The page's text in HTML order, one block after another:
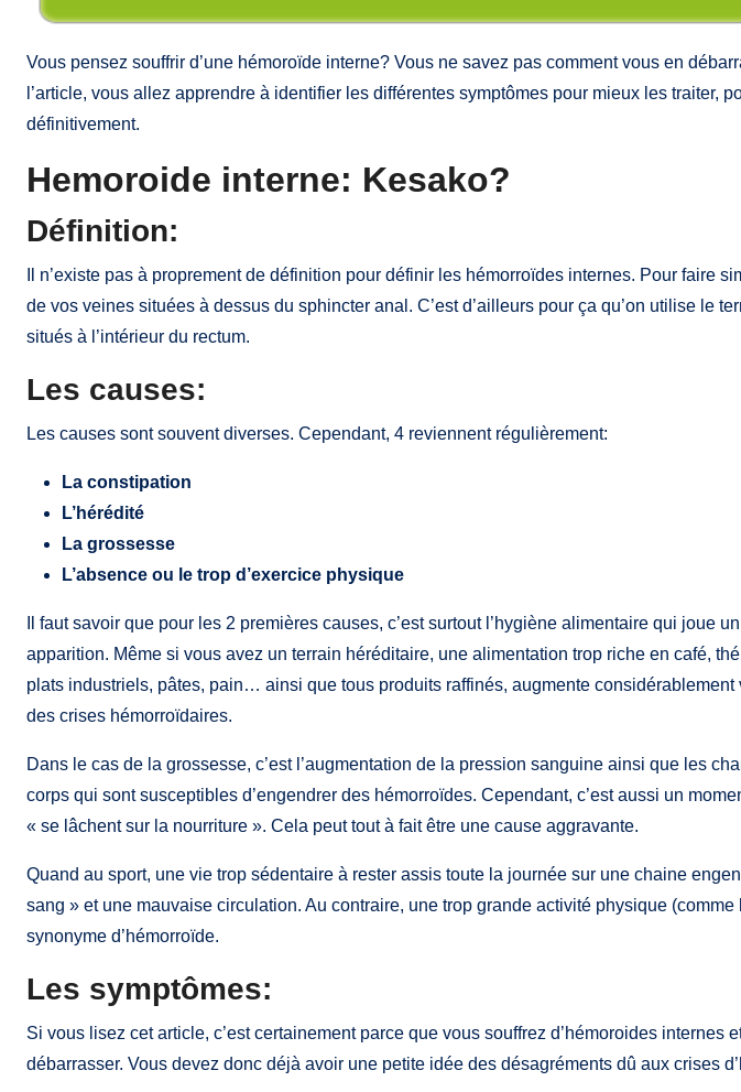
Vous pensez souffrir d’une hémoroïde interne? Vous ne savez pas comment vous en
l’article, vous allez apprendre à identifier les différentes symptômes pour mieux les traiter,
définitivement.
Hemoroide interne: Kesako?
Définition:
Il n’existe pas à proprement de définition pour définir les hémorroïdes internes. Pour faire
de vos veines situées à dessus du sphincter anal. C’est d’ailleurs pour ça qu’on utilise le
situés à l’intérieur du rectum.
Les causes:
Les causes sont souvent diverses. Cependant, 4 reviennent régulièrement:
La constipation
L’hérédité
La grossesse
L’absence ou le trop d’exercice physique
Il faut savoir que pour les 2 premières causes, c’est surtout l’hygiène alimentaire qui joue
apparition. Même si vous avez un terrain héréditaire, une alimentation trop riche en café,
plats industriels, pâtes, pain… ainsi que tous produits raffinés, augmente
des crises hémorroïdaires.
Dans le cas de la grossesse, c’est l’augmentation de la pression sanguine ainsi que les
corps qui sont susceptibles d’engendrer des hémorroïdes. Cependant, c’est aussi un
« se lâchent sur la nourriture ». Cela peut tout à fait être une cause aggravante.
Quand au sport, une vie trop sédentaire à rester assis toute la journée sur une chaine
sang » et une mauvaise circulation. Au contraire, une trop grande activité physique
synonyme d’hémorroïde.
Les symptômes:
Si vous lisez cet article, c’est certainement parce que vous souffrez d’hémoroides internes
débarrasser. Vous devez donc déjà avoir une petite idée des désagréments dû aux crises